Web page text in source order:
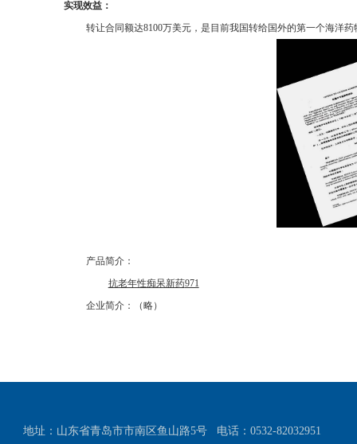
实现效益：
转让合同额达8100万美元，是目前我国转给国外的第一个海洋
产品简介：
抗老年性痴呆新药971
企业简介：（略）
地址：山东省青岛市市南区鱼山路5号
电话：0532-82032951